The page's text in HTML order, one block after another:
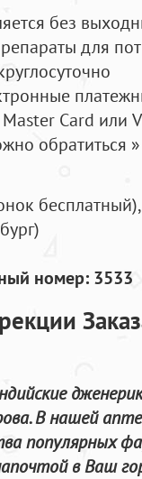
без
для
Card или
обратиться
бесплатный),
номер: 3533
В нашей
популярных
в Ваш